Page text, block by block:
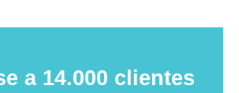
a 14.000 clientes